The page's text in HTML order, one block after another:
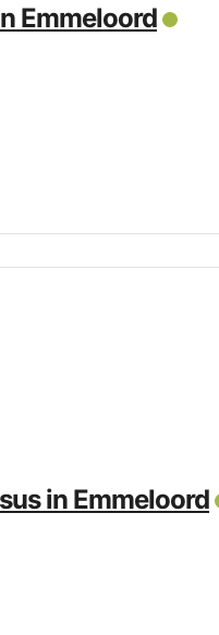
Emmeloord
in Emmeloord